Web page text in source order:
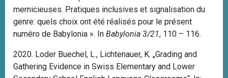
mernicieuses. Pratiques inclusives et signalisation du
genre: quels choix ont été réalisés pour le présent
numéro de Babylonia ». In Babylonia 3/21, 110 – 116.
2020. Loder Buechel, L., Lichtenauer, K. „Grading and
Gathering Evidence in Swiss Elementary and Lower